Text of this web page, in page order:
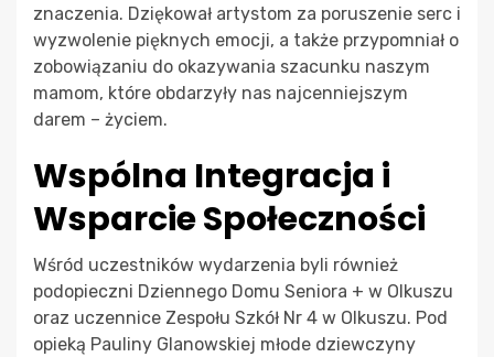
znaczenia. Dziękował artystom za poruszenie serc i
wyzwolenie pięknych emocji, a także przypomniał o
zobowiązaniu do okazywania szacunku naszym
mamom, które obdarzyły nas najcenniejszym
darem – życiem.
Wspólna Integracja i
Wsparcie Społeczności
Wśród uczestników wydarzenia byli również
podopieczni Dziennego Domu Seniora + w Olkuszu
oraz uczennice Zespołu Szkół Nr 4 w Olkuszu. Pod
opieką Pauliny Glanowskiej młode dziewczyny